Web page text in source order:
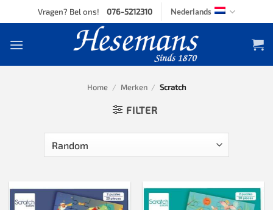
to
Vragen? Bel ons! 076-5212310 Nederlands
Home / Merken / Scratch
FILTER